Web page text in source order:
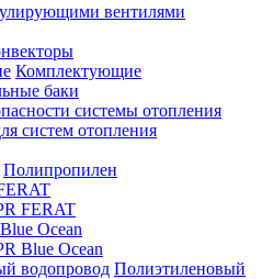
вентилями
Комплектующие
баки
системы отопления
систем отопления
Полипропилен
FERAT
Ocean
Blue Ocean
Полиэтиленовый